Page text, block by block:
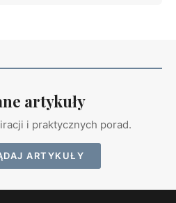
artykuły
i praktycznych porad.
ARTYKUŁY